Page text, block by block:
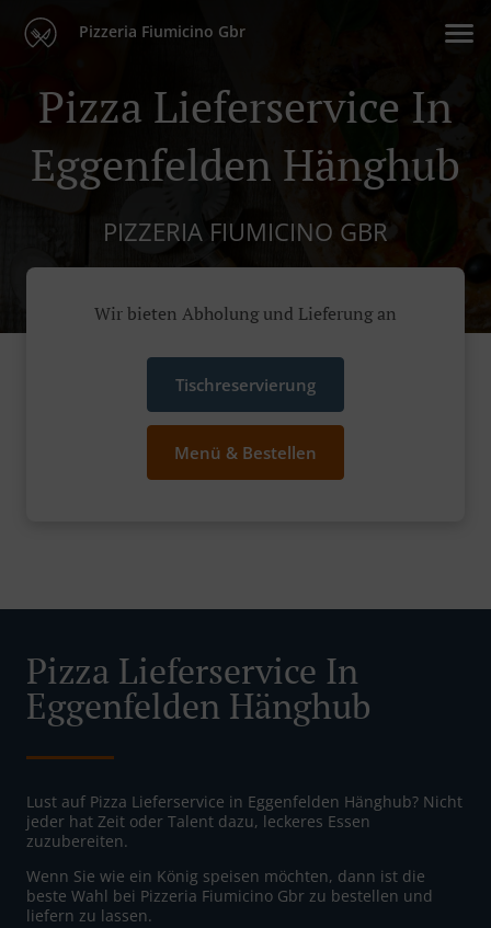
Pizzeria Fiumicino Gbr
Pizza Lieferservice In
Eggenfelden Hänghub
PIZZERIA FIUMICINO GBR
Wir bieten Abholung und Lieferung an
Tischreservierung
Menü & Bestellen
Pizza Lieferservice In
Eggenfelden Hänghub
Lust auf Pizza Lieferservice in Eggenfelden Hänghub? Nicht
jeder hat Zeit oder Talent dazu, leckeres Essen
zuzubereiten.
Wenn Sie wie ein König speisen möchten, dann ist die
beste Wahl bei Pizzeria Fiumicino Gbr zu bestellen und
liefern zu lassen.